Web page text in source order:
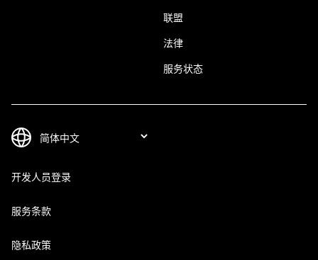
联盟
法律
服务状态
开发人员登录
服务条款
隐私政策